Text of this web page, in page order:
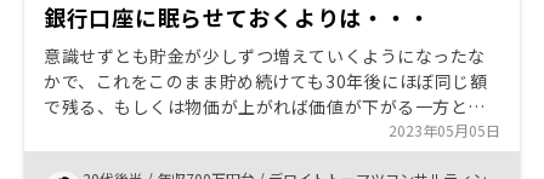
銀行口座に眠らせておくよりは・・・
意識せずとも貯金が少しずつ増えていくようになったな
かで、これをこのまま貯め続けても30年後にほぼ同じ額
で残る、もしくは物価が上がれば価値が下がる一方と考
えた時に、少しでも増やせる方法があれば是非トライし
たいと思ったため、説明を受けてみました。 すると、そ
2023年05月05日